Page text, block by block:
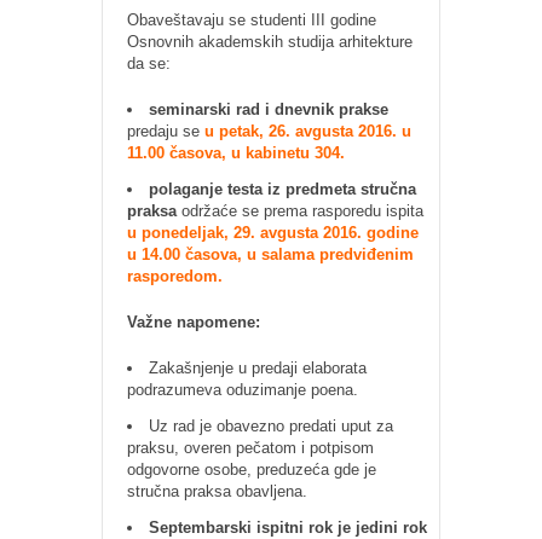
Obaveštavaju se studenti III godine
Osnovnih akademskih studija arhitekture
da se:
seminarski rad i dnevnik prakse
predaju se u petak, 26. avgusta 2016. u
11.00 časova, u kabinetu 304.
polaganje testa iz predmeta stručna
praksaodržaće se prema rasporedu ispita
u ponedeljak, 29. avgusta 2016. godine
u 14.00 časova, u salama predviđenim
rasporedom.
Važne napomene:
Zakašnjenje u predaji elaborata
podrazumeva oduzimanje poena.
Uz rad je obavezno predati uput za
praksu, overen pečatom i potpisom
odgovorne osobe, preduzeća gde je
stručna praksa obavljena.
Septembarski ispitni rok je jedini rok